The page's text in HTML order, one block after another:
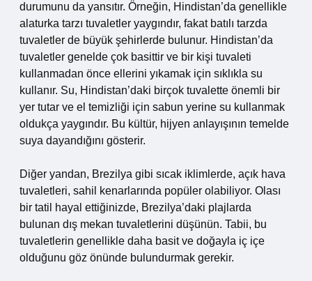
durumunu da yansıtır. Örneğin, Hindistan’da genellikle
alaturka tarzı tuvaletler yaygındır, fakat batılı tarzda
tuvaletler de büyük şehirlerde bulunur. Hindistan’da
tuvaletler genelde çok basittir ve bir kişi tuvaleti
kullanmadan önce ellerini yıkamak için sıklıkla su
kullanır. Su, Hindistan’daki birçok tuvalette önemli bir
yer tutar ve el temizliği için sabun yerine su kullanmak
oldukça yaygındır. Bu kültür, hijyen anlayışının temelde
suya dayandığını gösterir.
Diğer yandan, Brezilya gibi sıcak iklimlerde, açık hava
tuvaletleri, sahil kenarlarında popüler olabiliyor. Olası
bir tatil hayal ettiğinizde, Brezilya’daki plajlarda
bulunan dış mekan tuvaletlerini düşünün. Tabii, bu
tuvaletlerin genellikle daha basit ve doğayla iç içe
olduğunu göz önünde bulundurmak gerekir.